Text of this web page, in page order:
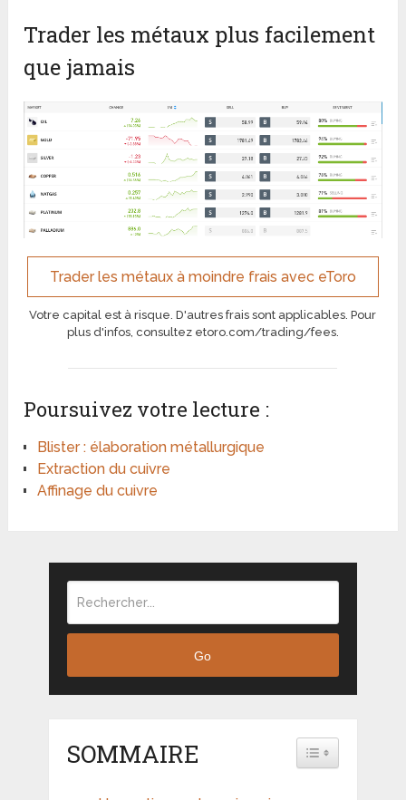
Trader les métaux plus facilement
que jamais
Trader les métaux à moindre frais avec eToro
Votre capital est à risque. D'autres frais sont applicables. Pour
plus d'infos, consultez etoro.com/trading/fees.
Poursuivez votre lecture :
Blister : élaboration métallurgique
Extraction du cuivre
Affinage du cuivre
Go
SOMMAIRE TOGGLE TABLE